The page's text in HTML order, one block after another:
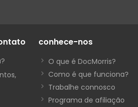
conhece-nos
O que é DocMorris?
Como é que funciona?
Trabalhe connosco
Programa de afiliação